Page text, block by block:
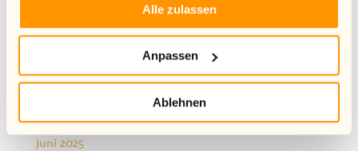
unserer Datenschutzerklärung.
Alle zulassen
Anpassen
Ablehnen
Januar 2026
November 2025
Juli 2025
Juni 2025